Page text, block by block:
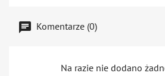
Komentarze (0)
Na razie nie dodano